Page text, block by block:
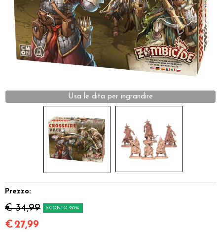
Dadi
Accessori
Giocattoli e Gadget
Prezzo:
€ 34,99 SCONTO 20%
€ 27,99